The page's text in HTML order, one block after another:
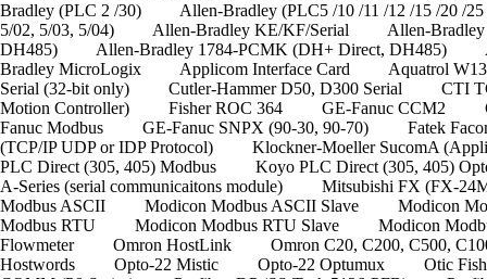
Bradley (PLC 2 /30) Allen-Bradley (PLC5 /10 /11 /12 /15 /20 /
5/02, 5/03, 5/04) Allen-Bradley KE/KF/Serial Allen-
DH485) Allen-Bradley 1784-PCMK (DH+ Direct,
Bradley MicroLogix Applicom Interface Card Aquatrol
Serial (32-bit only) Cutler-Hammer D50, D300 Serial CTI
Motion Controller) Fisher ROC 364 GE-Fanuc CCM2
Fanuc Modbus GE-Fanuc SNPX (90-30, 90-70) Fatek
(TCP/IP UDP or IDP Protocol) Klockner-Moeller SucomA
PLC Direct (305, 405) Modbus Koyo PLC Direct (305, 405)
A-Series (serial communicaitons module) Mitsubishi FX
Modbus ASCII Modicon Modbus ASCII Slave Modicon
Modbus RTU Modicon Modbus RTU Slave Modicon
Flowmeter Omron HostLink Omron C20, C200, C500,
Hostwords Opto-22 Mistic Opto-22 Optumux Otic Fisher